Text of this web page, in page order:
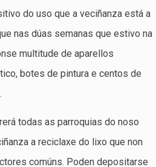
do uso que a veciñanza está a
nas dúas semanas que estivo na
multitude de aparellos
botes de pintura e centos de
todas as parroquias do noso
a reciclaxe do lixo que non
comúns. Poden depositarse